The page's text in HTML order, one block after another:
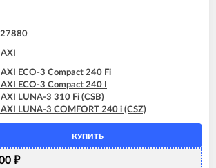
ECO-3 Compact 240 Fi
ECO-3 Compact 240 I
LUNA-3 310 Fi (CSB)
LUNA-3 COMFORT 240 i (CSZ)
КУПИТЬ
₽